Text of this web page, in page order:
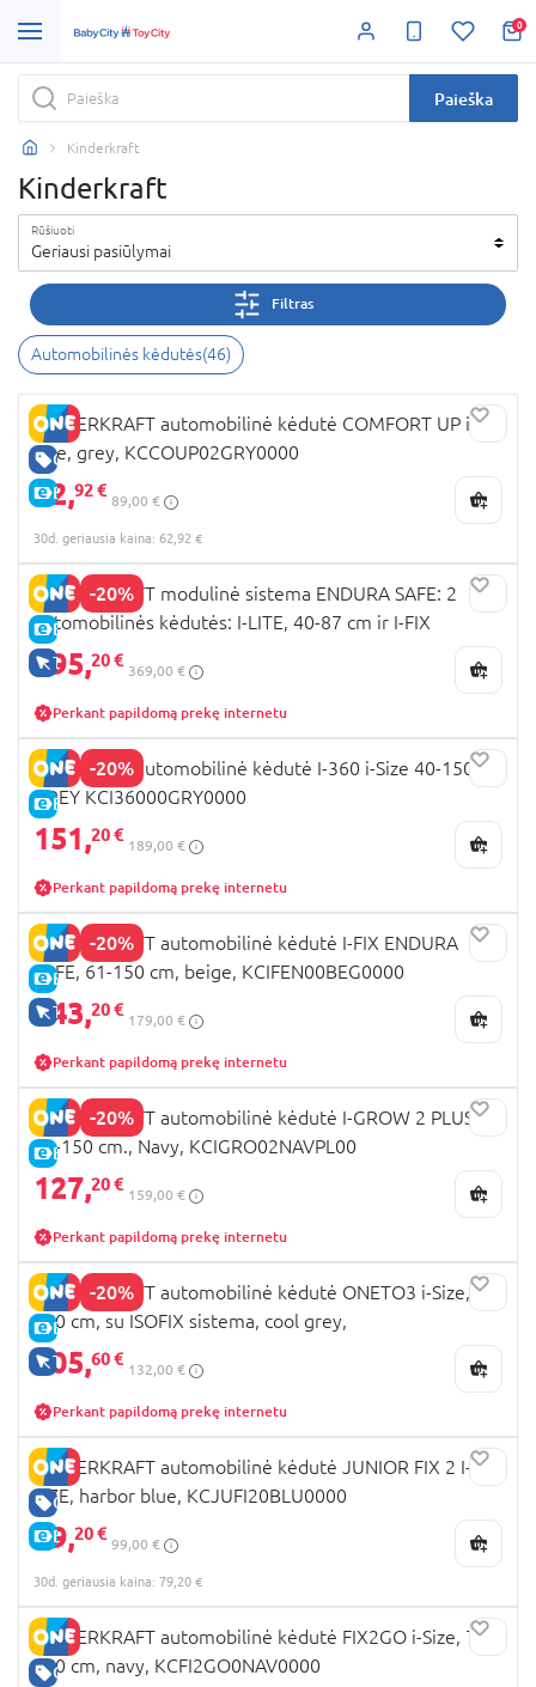
0
Paieška
Kinderkraft
Kinderkraft
Rūšiuoti
Geriausi pasiūlymai
Filtras
Automobilinės kėdutės(46)
GERA KAINA
E-KAINA
KINDERKRAFT automobilinė kėdutė COMFORT UP i-
Size, grey, KCCOUP02GRY0000
62,92 €
89,00 €
30d. geriausia kaina: 62,92 €
-20%
E-KAINA
TIK INTERNETU
KINDERKRAFT modulinė sistema ENDURA SAFE: 2
automobilinės kėdutės: I-LITE, 40-87 cm ir I-FIX
ENDURA SAFE, 61-150 cm, ir pagrindas ENDURA SAFE
FX, beige, KCENSA00BEG3000
295,20 €
369,00 €
Perkant papildomą prekę internetu
-20%
E-KAINA
Kinderkraft automobilinė kėdutė I-360 i-Size 40-150cm
GREY KCI36000GRY0000
151,20 €
189,00 €
Perkant papildomą prekę internetu
-20%
E-KAINA
TIK INTERNETU
KINDERKRAFT automobilinė kėdutė I-FIX ENDURA
SAFE, 61-150 cm, beige, KCIFEN00BEG0000
143,20 €
179,00 €
Perkant papildomą prekę internetu
-20%
E-KAINA
KINDERKRAFT automobilinė kėdutė I-GROW 2 PLUS,
40-150 cm., Navy, KCIGRO02NAVPL00
127,20 €
159,00 €
Perkant papildomą prekę internetu
-20%
E-KAINA
TIK INTERNETU
KINDERKRAFT automobilinė kėdutė ONETO3 i-Size, 76-
150 cm, su ISOFIX sistema, cool grey,
KCONE300GRY0000
105,60 €
132,00 €
Perkant papildomą prekę internetu
GERA KAINA
E-KAINA
KINDERKRAFT automobilinė kėdutė JUNIOR FIX 2 I-
SIZE, harbor blue, KCJUFI20BLU0000
79,20 €
99,00 €
30d. geriausia kaina: 79,20 €
GERA KAINA
KINDERKRAFT automobilinė kėdutė FIX2GO i-Size, 76-
150 cm, navy, KCFI2GO0NAV0000